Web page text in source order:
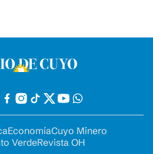
EconomíaCuyo Minero
VerdeRevista OH